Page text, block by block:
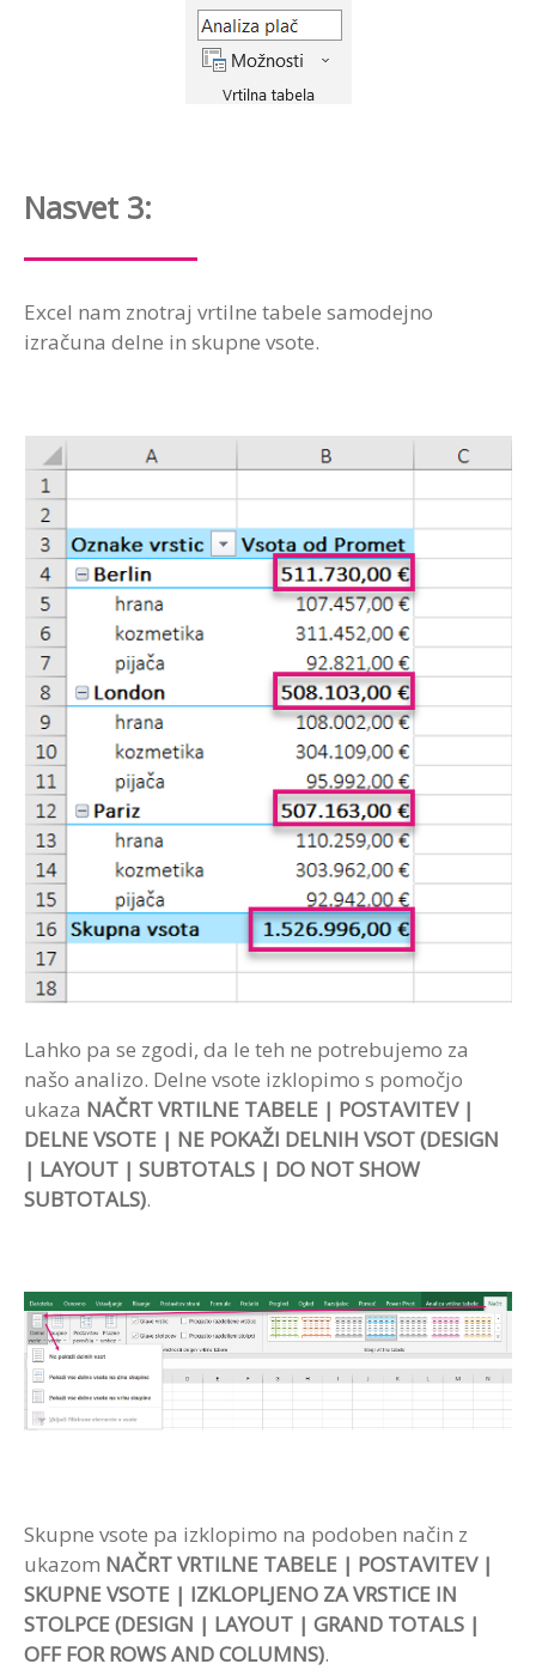
Nasvet 3:
Excel nam znotraj vrtilne tabele samodejno
izračuna delne in skupne vsote.
Lahko pa se zgodi, da le teh ne potrebujemo za
našo analizo. Delne vsote izklopimo s pomočjo
ukaza NAČRT VRTILNE TABELE | POSTAVITEV |
DELNE VSOTE | NE POKAŽI DELNIH VSOT (DESIGN
| LAYOUT | SUBTOTALS | DO NOT SHOW
SUBTOTALS).
Skupne vsote pa izklopimo na podoben način z
ukazom NAČRT VRTILNE TABELE | POSTAVITEV |
SKUPNE VSOTE | IZKLOPLJENO ZA VRSTICE IN
STOLPCE (DESIGN | LAYOUT | GRAND TOTALS |
OFF FOR ROWS AND COLUMNS).